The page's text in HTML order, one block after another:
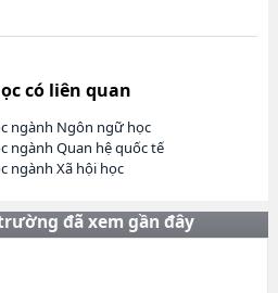
có liên quan
ngành Ngôn ngữ học
ngành Quan hệ quốc tế
ngành Xã hội học
đã xem gần đây